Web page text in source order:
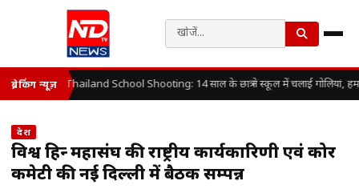
ब्रेकिंग न्यूज़ Thailand School Shooting: 14 साल के छात्र ने स्कूल में चलाई गोलियां,
देश
विश्व हिन्दू महासंघ की राष्ट्रीय कार्यकारिणी एवं कोर
कमेटी की नई दिल्ली में बैठक सम्पन्न